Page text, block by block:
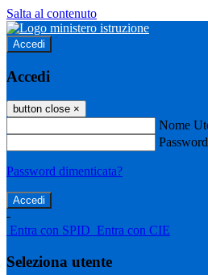
Salta al contenuto
Accedi
Accedi
button close ×
Nome
Password
Password dimenticata?
-
Entra con SPID Entra con CIE
Seleziona utente